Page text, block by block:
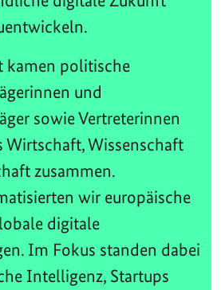
kamen politische
und
sowie Vertreterinnen
Wirtschaft, Wissenschaft
zusammen.
wir europäische
digitale
Im Fokus standen dabei
Intelligenz, Startups